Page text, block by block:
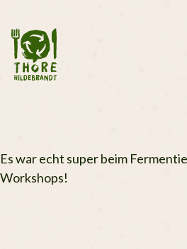
Inhalt
springen
Es war echt super beim
Workshops!